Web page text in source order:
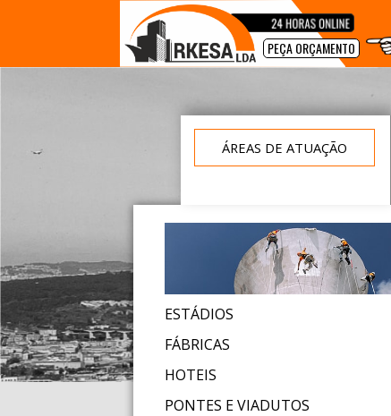
PEÇA ORÇAMENTO
ÁREAS DE ATUAÇÃO
ESTÁDIOS
FÁBRICAS
HOTEIS
PONTES E VIADUTOS